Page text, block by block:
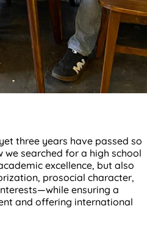
three years have passed so
searched for a high school
excellence, but also
prosocial character,
ensuring a
and offering international